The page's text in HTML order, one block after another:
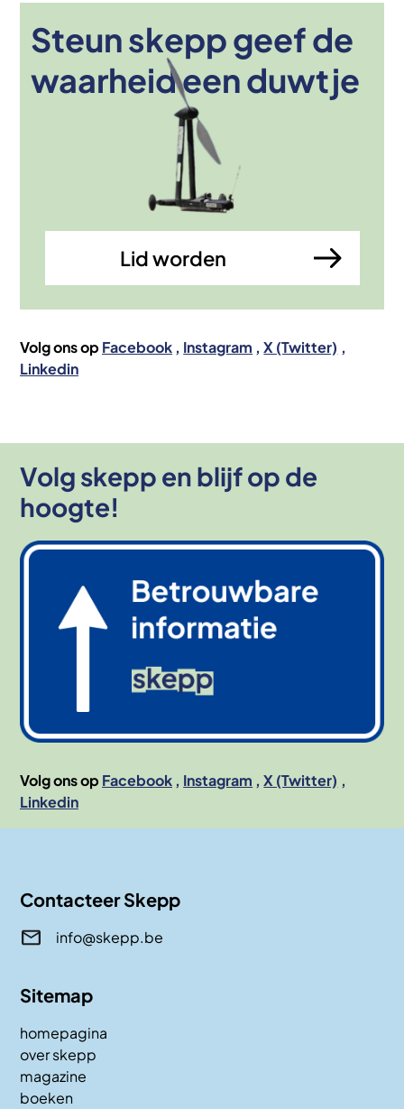
Steun skepp geef de
waarheid een duwtje
Lid worden
Afbeelding
Volg ons op Facebook Instagram
X (Twitter)
Linkedin
Volg skepp en blijf op de
hoogte!
Afbeelding
Volg ons op Facebook Instagram
X (Twitter)
Linkedin
Contacteer Skepp
info@skepp.be
Sitemap
homepagina
over skepp
magazine
boeken